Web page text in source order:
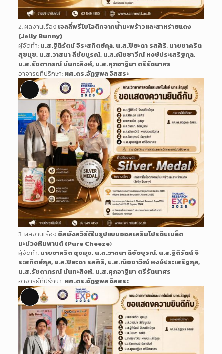
2. ผลงานเรื่อง เจลลี่พรีไบโอติกจากน้ำมะพร้าวและสาหร่ายแดง
(Jelly Bunny)
ผู้จัดทำ: น.ส.ฐิติรัตน์ จิระสถิตย์กุล, น.ส.ปิยะดา รสศิริ, นายชาคริต
สุขมุข, น.ส.วาสนา ลีชัยบูรณ์, น.ส.ณิชชาวีณ์ หงษ์ประเสริฐกุล,
น.ส.รัชดาภรณ์ นันทะสิงห์, น.ส.ศุภอาฐิมา ตรีรัตนาศร
อาจารย์ที่ปรึกษา: ผศ.ดร.อัฏฐพล อิสสระ
Long
Description
3. ผลงานเรื่อง ชีสมังสวิรัติในรูปแบบซอสเสริมโปรตีนเมล็ด
มะม่วงหิมพานต์ (Pure Cheeze)
ผู้จัดทำ: นายชาคริต สุขมุข, น.ส.วาสนา ลีชัยบูรณ์, น.ส.ฐิติรัตน์ จิ
ระสถิตย์กุล, น.ส.ปิยะดา รสศิริ, น.ส.ณิชชาวีณ์ หงษ์ประเสริฐกุล,
น.ส.รัชดาภรณ์ นันทะสิงห์, น.ส.ศุภอาฐิมา ตรีรัตนาศร
อาจารย์ที่ปรึกษา: ผศ.ดร.อัฏฐพล อิสสระ
Long
Description